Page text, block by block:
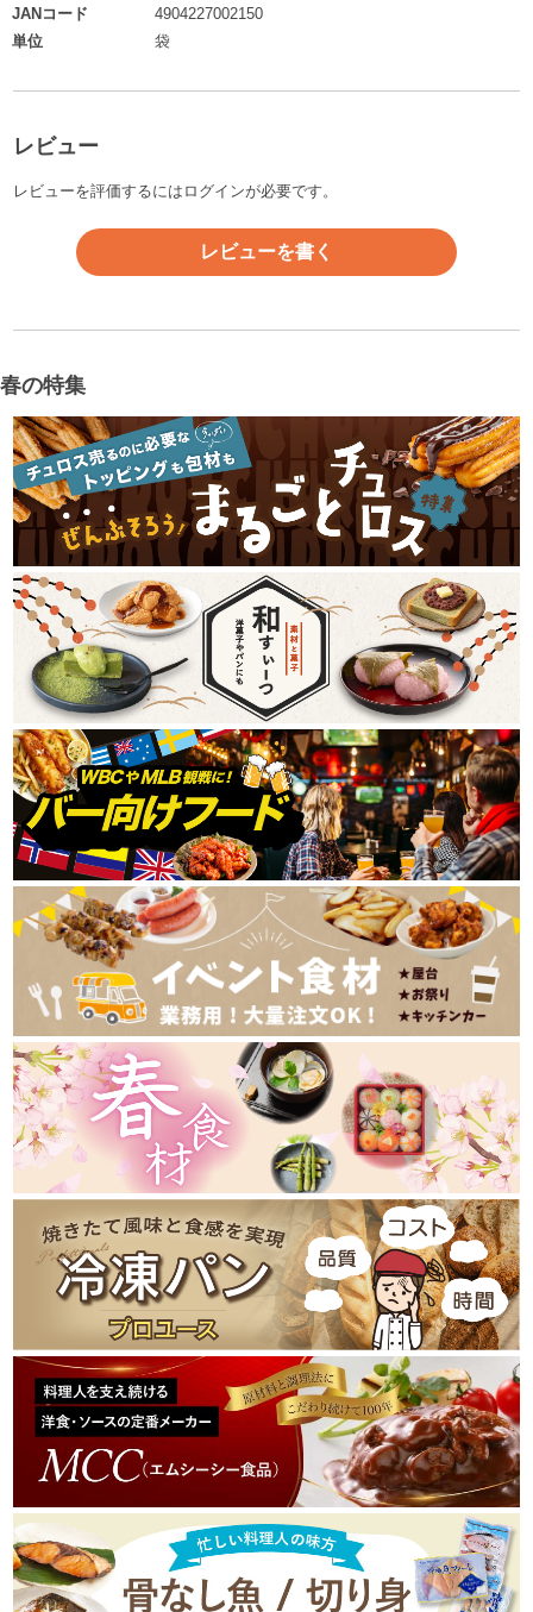
JANコード
4904227002150
単位
袋
レビュー
レビューを評価するには ログインが必要です。
レビューを書く
春の特集